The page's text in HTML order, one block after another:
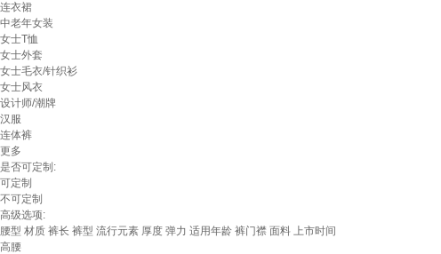
连衣裙
中老年女装
女士T恤
女士外套
女士毛衣/针织衫
女士风衣
设计师/潮牌
汉服
连体裤
更多
是否可定制:
可定制
不可定制
高级选项:
腰型 材质 裤长 裤型 流行元素 厚度 弹力 适用年龄 裤门襟 面料 上市时间
高腰